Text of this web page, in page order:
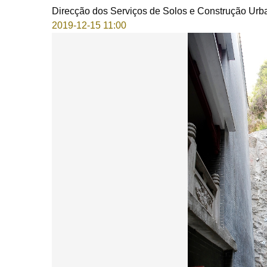
Direcção dos Serviços de Solos e Construção
2019-12-15 11:00